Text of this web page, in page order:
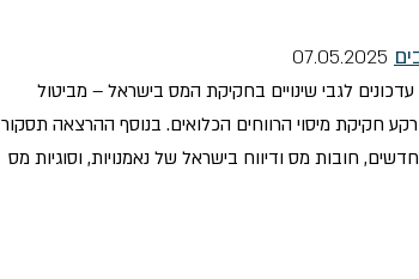
עמפלי ירצה הערב (6 במאי) בפאלו אלטו, ויציג עדכונים לגבי שינויים בחקיקת המס בישראל – מביטול
לתושבים חוזרים ועד להטבות בפירוק חברות במסגרת הוראת שעה במהלך שנת 2025, על רקע חקיקת מיסוי הרווחים הכלואים. בנוסף ההרצאה תסקור
חובות מס ודיווח בישראל של נאמנויות, וסוגיות מס